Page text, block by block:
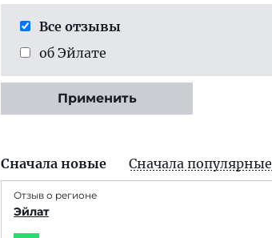
Все отзывы
об Эйлате
Применить
Сначала новые Сначала популярные
Отзыв о регионе
Эйлат